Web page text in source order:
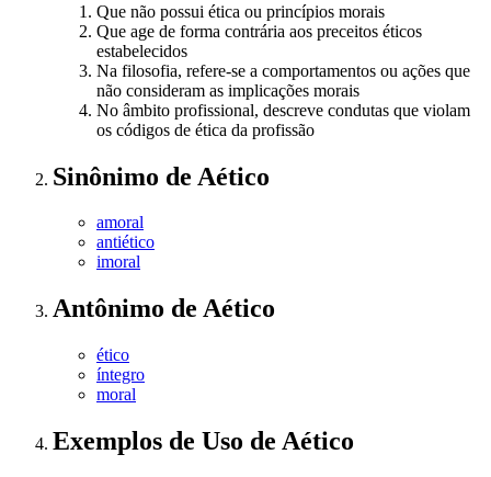
Que não possui ética ou princípios morais
Que age de forma contrária aos preceitos éticos
estabelecidos
Na filosofia, refere-se a comportamentos ou ações que
não consideram as implicações morais
No âmbito profissional, descreve condutas que violam
os códigos de ética da profissão
Sinônimo de Aético
amoral
antiético
imoral
Antônimo de Aético
ético
íntegro
moral
Exemplos de Uso de Aético